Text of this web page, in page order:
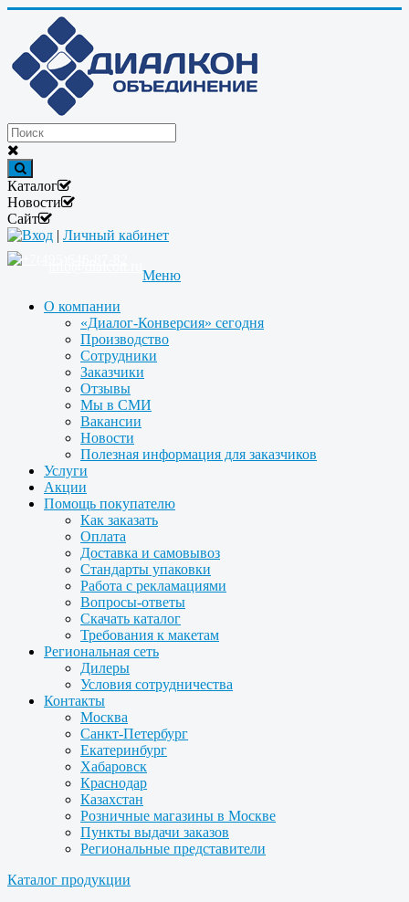
Каталог
Новости
Сайт
Вход | Личный кабинет
Меню
О компании
«Диалог-Конверсия» сегодня
Производство
Сотрудники
Заказчики
Отзывы
Мы в СМИ
Вакансии
Новости
Полезная информация для заказчиков
Услуги
Акции
Помощь покупателю
Как заказать
Оплата
Доставка и самовывоз
Стандарты упаковки
Работа с рекламациями
Вопросы-ответы
Скачать каталог
Требования к макетам
Региональная сеть
Дилеры
Условия сотрудничества
Контакты
Москва
Санкт-Петербург
Екатеринбург
Хабаровск
Краснодар
Казахстан
Розничные магазины в Москве
Пункты выдачи заказов
Региональные представители
Каталог продукции